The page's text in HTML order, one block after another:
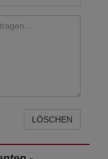
LÖSCHEN